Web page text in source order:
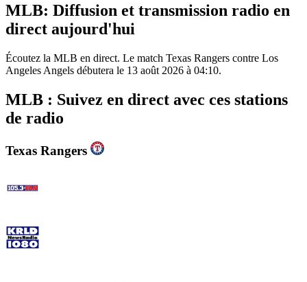
MLB: Diffusion et transmission radio en
direct aujourd'hui
Écoutez la MLB en direct. Le match Texas Rangers contre Los
Angeles Angels débutera le 13 août 2026 à 04:10.
MLB : Suivez en direct avec ces stations
de radio
Texas Rangers